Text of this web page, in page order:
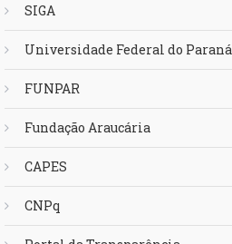
SIGA
Universidade Federal do Paraná
FUNPAR
Fundação Araucária
CAPES
CNPq